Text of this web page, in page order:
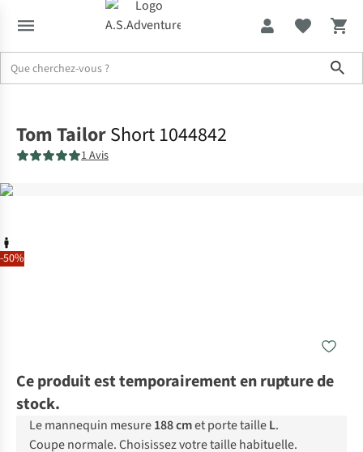
-50%
Tom TailorShort 1044842
1 Avis
Ce produit est temporairement en rupture de
stock.
Le mannequin mesure188 cmet porte tailleL.
Coupe normale. Choisissez votre taille habituelle.